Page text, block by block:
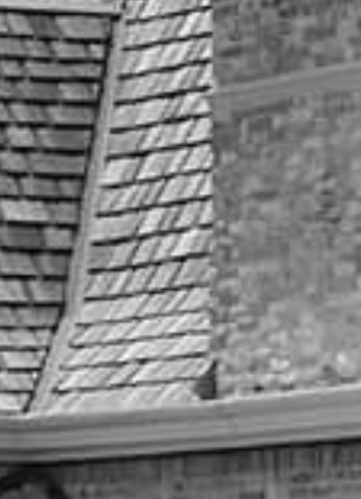
お問い合わせ パンフ
お電話でのご予約・お問い
054-284-2323
平日／11:00～19:00 | 土日祝／
火・水曜日は定休日：祝日
フォトウェディング フランス×韓国フォト
マタニティ・パパママ 平日限定
View more
条件をクリア